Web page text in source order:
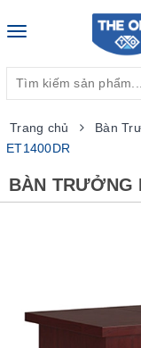
Toggle
Trang chủ Bàn
ET1400DR
BÀN TRƯỞNG